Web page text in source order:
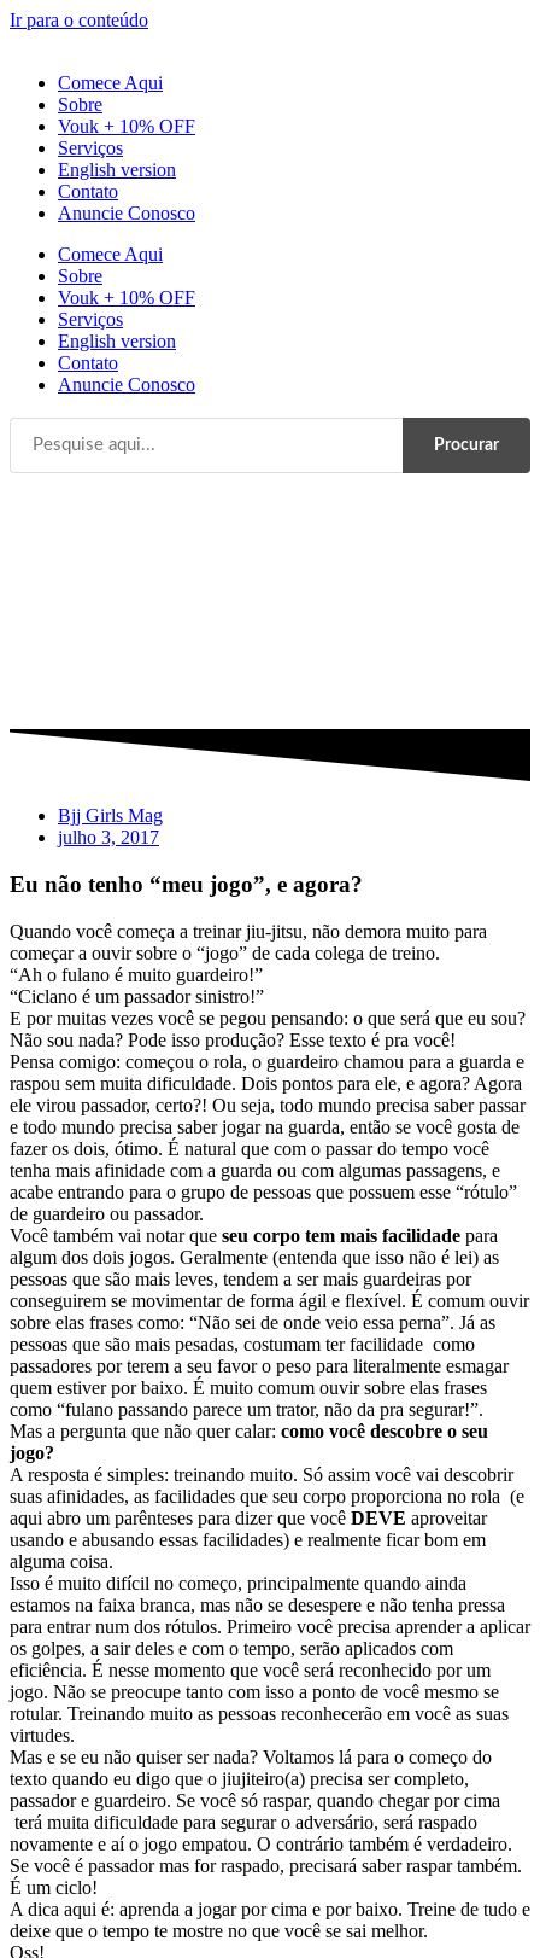
Ir para o conteúdo
Comece Aqui
Sobre
Vouk + 10% OFF
Serviços
English version
Contato
Anuncie Conosco
Comece Aqui
Sobre
Vouk + 10% OFF
Serviços
English version
Contato
Anuncie Conosco
Procurar
Bjj Girls Mag
julho 3, 2017
Eu não tenho “meu jogo”, e agora?
Quando você começa a treinar jiu-jitsu, não demora muito para
começar a ouvir sobre o “jogo” de cada colega de treino.
“Ah o fulano é muito guardeiro!”
“Ciclano é um passador sinistro!”
E por muitas vezes você se pegou pensando: o que será que eu sou?
Não sou nada? Pode isso produção? Esse texto é pra você!
Pensa comigo: começou o rola, o guardeiro chamou para a guarda e
raspou sem muita dificuldade. Dois pontos para ele, e agora? Agora
ele virou passador, certo?! Ou seja, todo mundo precisa saber passar
e todo mundo precisa saber jogar na guarda, então se você gosta de
fazer os dois, ótimo. É natural que com o passar do tempo você
tenha mais afinidade com a guarda ou com algumas passagens, e
acabe entrando para o grupo de pessoas que possuem esse “rótulo”
de guardeiro ou passador.
Você também vai notar que seu corpo tem mais facilidade para
algum dos dois jogos. Geralmente (entenda que isso não é lei) as
pessoas que são mais leves, tendem a ser mais guardeiras por
conseguirem se movimentar de forma ágil e flexível. É comum ouvir
sobre elas frases como: “Não sei de onde veio essa perna”. Já as
pessoas que são mais pesadas, costumam ter facilidade como
passadores por terem a seu favor o peso para literalmente esmagar
quem estiver por baixo. É muito comum ouvir sobre elas frases
como “fulano passando parece um trator, não da pra segurar!”.
Mas a pergunta que não quer calar: como você descobre o seu
jogo?
A resposta é simples: treinando muito. Só assim você vai descobrir
suas afinidades, as facilidades que seu corpo proporciona no rola (e
aqui abro um parênteses para dizer que você DEVE aproveitar
usando e abusando essas facilidades) e realmente ficar bom em
alguma coisa.
Isso é muito difícil no começo, principalmente quando ainda
estamos na faixa branca, mas não se desespere e não tenha pressa
para entrar num dos rótulos. Primeiro você precisa aprender a aplicar
os golpes, a sair deles e com o tempo, serão aplicados com
eficiência. É nesse momento que você será reconhecido por um
jogo. Não se preocupe tanto com isso a ponto de você mesmo se
rotular. Treinando muito as pessoas reconhecerão em você as suas
virtudes.
Mas e se eu não quiser ser nada? Voltamos lá para o começo do
texto quando eu digo que o jiujiteiro(a) precisa ser completo,
passador e guardeiro. Se você só raspar, quando chegar por cima
terá muita dificuldade para segurar o adversário, será raspado
novamente e aí o jogo empatou. O contrário também é verdadeiro.
Se você é passador mas for raspado, precisará saber raspar também.
É um ciclo!
A dica aqui é: aprenda a jogar por cima e por baixo. Treine de tudo e
deixe que o tempo te mostre no que você se sai melhor.
Oss!